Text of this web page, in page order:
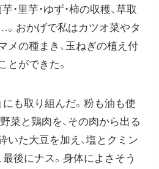
・里芋・ゆず・柿の収穫、草取
。おかげで私はカツオ菜やタ
メの種まき、玉ねぎの植え付
とができた。
にも取り組んだ。粉も油も使
菜と鶏肉を、その肉から出る
いた大豆を加え、塩とクミン
最後にナス。身体によさそう